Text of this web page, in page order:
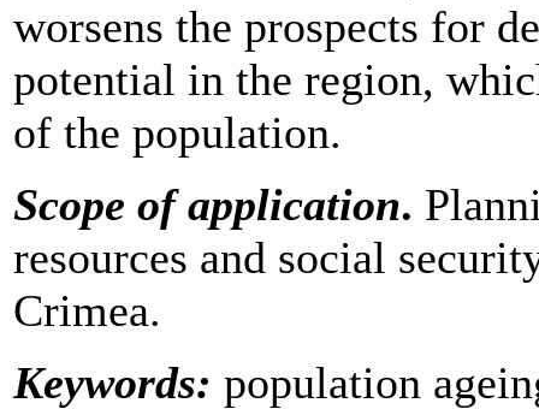
worsens the prospects for
potential in the region,
of the population.
Scope of application.
resources and social
Crimea.
Keywords: population